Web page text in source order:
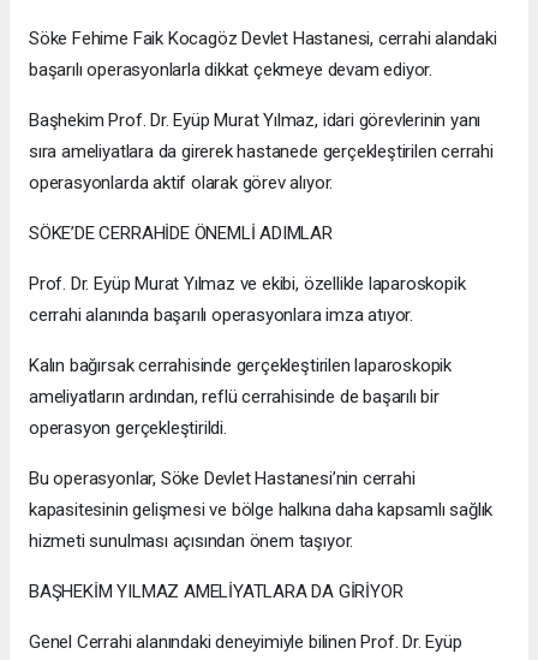
Söke Fehime Faik Kocagöz Devlet Hastanesi, cerrahi alandaki
başarılı operasyonlarla dikkat çekmeye devam ediyor.
Başhekim Prof. Dr. Eyüp Murat Yılmaz, idari görevlerinin yanı
sıra ameliyatlara da girerek hastanede gerçekleştirilen cerrahi
operasyonlarda aktif olarak görev alıyor.
SÖKE’DE CERRAHİDE ÖNEMLİ ADIMLAR
Prof. Dr. Eyüp Murat Yılmaz ve ekibi, özellikle laparoskopik
cerrahi alanında başarılı operasyonlara imza atıyor.
Kalın bağırsak cerrahisinde gerçekleştirilen laparoskopik
ameliyatların ardından, reflü cerrahisinde de başarılı bir
operasyon gerçekleştirildi.
Bu operasyonlar, Söke Devlet Hastanesi’nin cerrahi
kapasitesinin gelişmesi ve bölge halkına daha kapsamlı sağlık
hizmeti sunulması açısından önem taşıyor.
BAŞHEKİM YILMAZ AMELİYATLARA DA GİRİYOR
Genel Cerrahi alanındaki deneyimiyle bilinen Prof. Dr. Eyüp